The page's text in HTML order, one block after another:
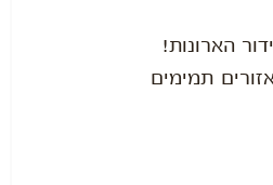
הארונות!
תמימים